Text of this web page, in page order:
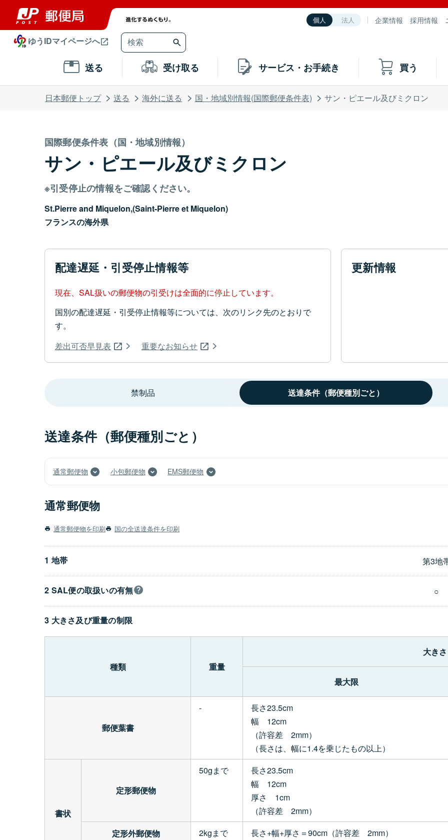
個人 法人 企業情報 採用情報
ゆうIDマイページへ
送る 受け取る サービス・お手続き 買う
日本郵便トップ 送る 海外に送る 国・地域別情報(国際郵便条件表) サン・ピエール及びミクロン
国際郵便条件表（国・地域別情報）
サン・ピエール及びミクロン
※引受停止の情報をご確認ください。
St.Pierre and Miquelon,(Saint-Pierre et Miquelon)
フランスの海外県
配達遅延・引受停止情報等
現在、SAL扱いの郵便物の引受けは全面的に停止しています。
国別の配達遅延・引受停止情報等については、次のリンク先のとおりで
す。
差出可否早見表
重要なお知らせ
更新情報
禁制品 送達条件（郵便種別ごと）
送達条件（郵便種別ごと）
通常郵便物 小包郵便物 EMS郵便物
通常郵便物
通常郵便物を印刷 国の全送達条件を印刷
1 地帯 第3地
2 SAL便の取扱いの有無 ○
3 大きさ及び重量の制限
種類 重量
大きさ
最大限
郵便葉書
-
長さ23.5cm
幅 12cm
（許容差 2mm）
（長さは、幅に1.4を乗じたもの以上）
書状
定形郵便物
50gまで
長さ23.5cm
幅 12cm
厚さ 1cm
（許容差 2mm）
定形外郵便物
2kgまで
長さ+幅+厚さ＝90cm（許容差 2mm）